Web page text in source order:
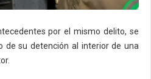
por el mismo delito, se
de su detención al interior de una